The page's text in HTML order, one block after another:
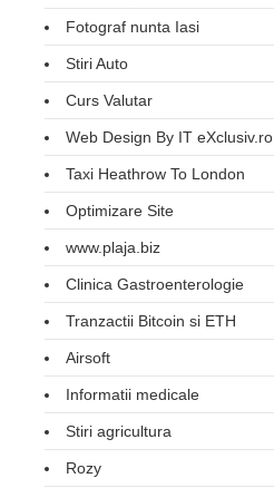
Fotograf nunta Iasi
Stiri Auto
Curs Valutar
Web Design By IT eXclusiv.ro
Taxi Heathrow To London
Optimizare Site
www.plaja.biz
Clinica Gastroenterologie
Tranzactii Bitcoin si ETH
Airsoft
Informatii medicale
Stiri agricultura
Rozy